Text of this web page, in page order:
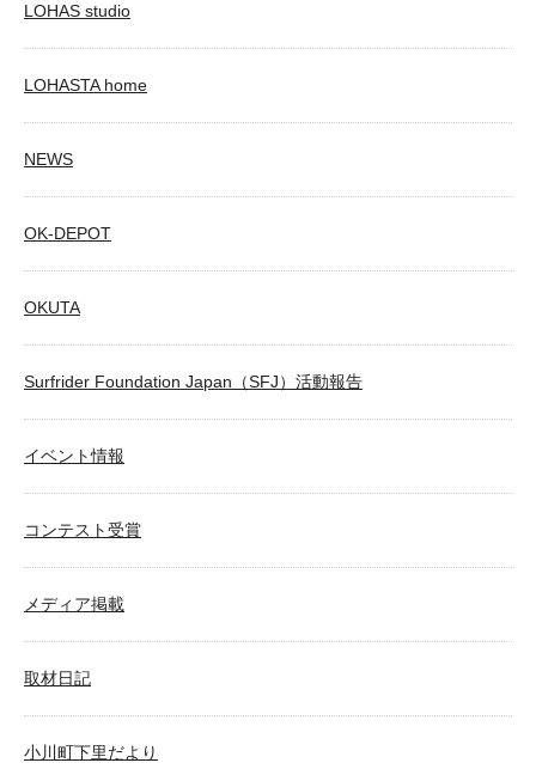
LOHAS studio
LOHASTA home
NEWS
OK-DEPOT
OKUTA
Surfrider Foundation Japan（SFJ）活動報告
イベント情報
コンテスト受賞
メディア掲載
取材日記
小川町下里だより